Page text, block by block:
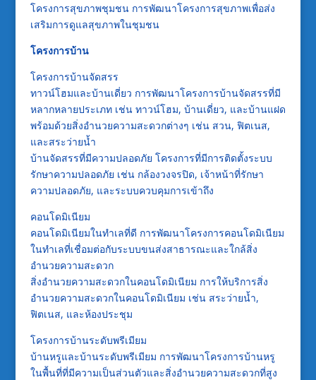
โครงการสุขภาพชุมชน การพัฒนาโครงการสุขภาพเพื่อส่ง
เสริมการดูแลสุขภาพในชุมชน
โครงการบ้าน
โครงการบ้านจัดสรร
ทาวน์โฮมและบ้านเดี่ยว การพัฒนาโครงการบ้านจัดสรรที่มี
หลากหลายประเภท เช่น ทาวน์โฮม, บ้านเดี่ยว, และบ้านแฝด
พร้อมด้วยสิ่งอำนวยความสะดวกต่างๆ เช่น สวน, ฟิตเนส,
และสระว่ายน้ำ
บ้านจัดสรรที่มีความปลอดภัย โครงการที่มีการติดตั้งระบบ
รักษาความปลอดภัย เช่น กล้องวงจรปิด, เจ้าหน้าที่รักษา
ความปลอดภัย, และระบบควบคุมการเข้าถึง
คอนโดมิเนียม
คอนโดมิเนียมในทำเลที่ดี การพัฒนาโครงการคอนโดมิเนียม
ในทำเลที่เชื่อมต่อกับระบบขนส่งสาธารณะและใกล้สิ่ง
อำนวยความสะดวก
สิ่งอำนวยความสะดวกในคอนโดมิเนียม การให้บริการสิ่ง
อำนวยความสะดวกในคอนโดมิเนียม เช่น สระว่ายน้ำ,
ฟิตเนส, และห้องประชุม
โครงการบ้านระดับพรีเมียม
บ้านหรูและบ้านระดับพรีเมียม การพัฒนาโครงการบ้านหรู
ในพื้นที่ที่มีความเป็นส่วนตัวและสิ่งอำนวยความสะดวกที่สูง